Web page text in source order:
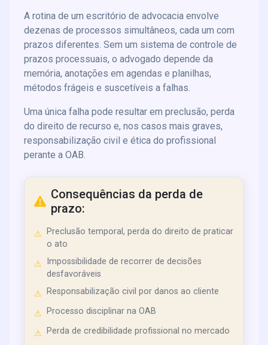
A rotina de um escritório de advocacia envolve
dezenas de processos simultâneos, cada um com
prazos diferentes. Sem um sistema de controle de
prazos processuais, o advogado depende da
memória, anotações em agendas e planilhas,
métodos frágeis e suscetíveis a falhas.
Uma única falha pode resultar em preclusão, perda
do direito de recurso e, nos casos mais graves,
responsabilização civil e ética do profissional
perante a OAB.
Consequências da perda de
prazo:
⚠ Preclusão temporal, perda do direito de praticar
o ato
⚠ Impossibilidade de recorrer de decisões
desfavoráveis
⚠ Responsabilização civil por danos ao cliente
⚠ Processo disciplinar na OAB
⚠ Perda de credibilidade profissional no mercado